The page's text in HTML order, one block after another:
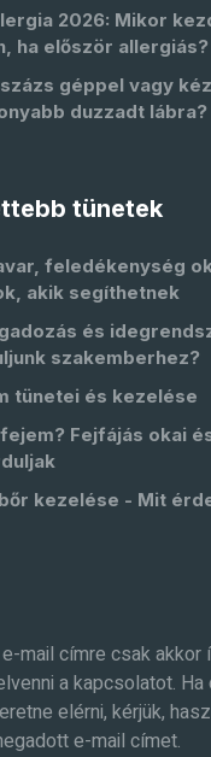
2026: Mikor
ha először allergiás?
géppel vagy
duzzadt lábra?
tünetek
feledékenység
akik segíthetnek
és
szakemberhez?
tünetei és kezelése
Fejfájás okai
kezelése - Mit
mail címre csak akkor
a kapcsolatot. Ha
elérni, kérjük,
e-mail címet.